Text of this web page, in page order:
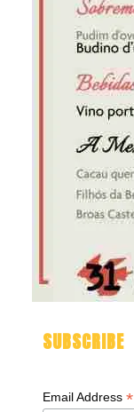
SUBSCRIBE
Email Address *